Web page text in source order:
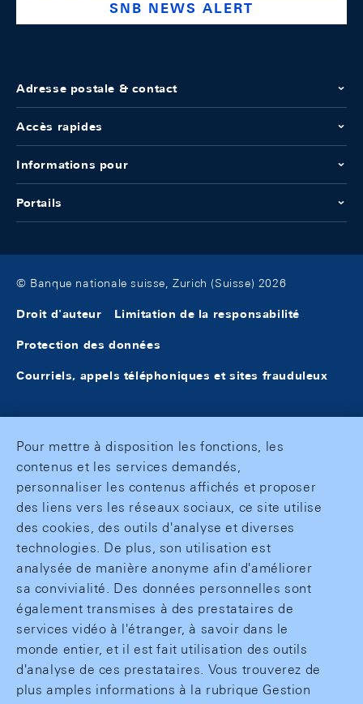
SNB NEWS ALERT
Adresse postale & contact
Accès rapides
Informations pour
Portails
© Banque nationale suisse, Zurich (Suisse) 2026
Droit d'auteur Limitation de la responsabilité
Protection des données
Courriels, appels téléphoniques et sites frauduleux
Pour mettre à disposition les fonctions, les
contenus et les services demandés,
personnaliser les contenus affichés et proposer
des liens vers les réseaux sociaux, ce site utilise
des cookies, des outils d'analyse et diverses
technologies. De plus, son utilisation est
analysée de manière anonyme afin d'améliorer
sa convivialité. Des données personnelles sont
également transmises à des prestataires de
services vidéo à l'étranger, à savoir dans le
monde entier, et il est fait utilisation des outils
d'analyse de ces prestataires. Vous trouverez de
plus amples informations à la rubrique Gestion